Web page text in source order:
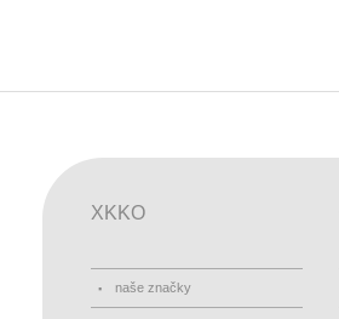
XKKO
naše značky